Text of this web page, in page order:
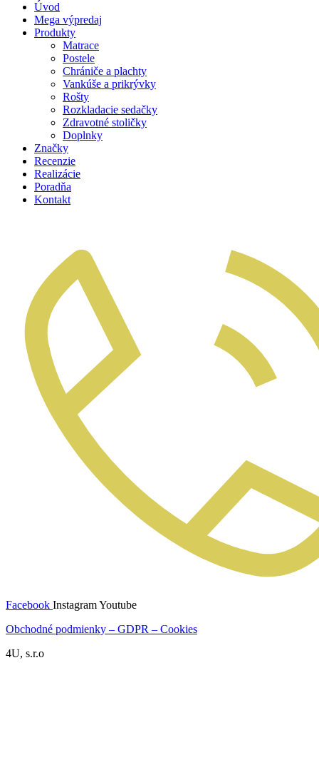
Úvod
Mega výpredaj
Produkty
Matrace
Postele
Chrániče a plachty
Vankúše a prikrývky
Rošty
Rozkladacie sedačky
Zdravotné stoličky
Doplnky
Značky
Recenzie
Realizácie
Poradňa
Kontakt
Facebook InstagramYoutube
Obchodné podmienky – GDPR – Cookies
4U, s.r.o